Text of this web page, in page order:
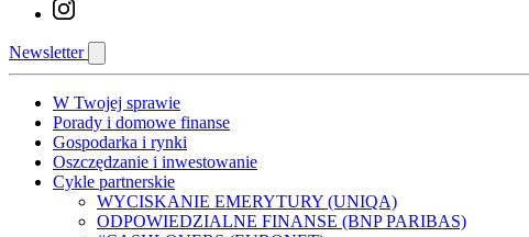
Newsletter
W Twojej sprawie
Porady i domowe finanse
Gospodarka i rynki
Oszczędzanie i inwestowanie
Cykle partnerskie
WYCISKANIE EMERYTURY (UNIQA)
ODPOWIEDZIALNE FINANSE (BNP PARIBAS)